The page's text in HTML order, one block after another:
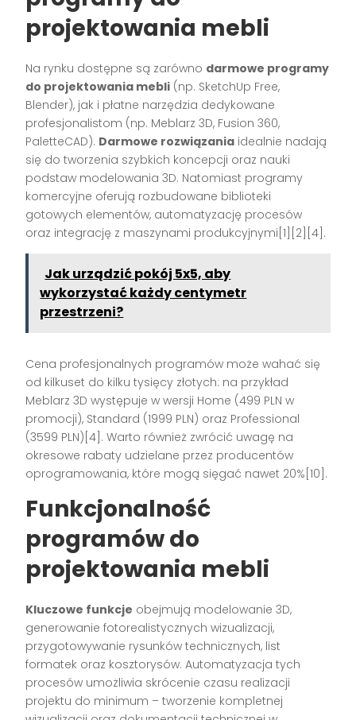
projektowania mebli
Na rynku dostępne są zarówno darmowe programy
do projektowania mebli (np. SketchUp Free,
Blender), jak i płatne narzędzia dedykowane
profesjonalistom (np. Meblarz 3D, Fusion 360,
PaletteCAD). Darmowe rozwiązania idealnie nadają
się do tworzenia szybkich koncepcji oraz nauki
podstaw modelowania 3D. Natomiast programy
komercyjne oferują rozbudowane biblioteki
gotowych elementów, automatyzację procesów
oraz integrację z maszynami produkcyjnymi[1][2][4].
Jak urządzić pokój 5x5, aby
wykorzystać każdy centymetr
przestrzeni?
Cena profesjonalnych programów może wahać się
od kilkuset do kilku tysięcy złotych: na przykład
Meblarz 3D występuje w wersji Home (499 PLN w
promocji), Standard (1999 PLN) oraz Professional
(3599 PLN)[4]. Warto również zwrócić uwagę na
okresowe rabaty udzielane przez producentów
oprogramowania, które mogą sięgać nawet 20%[10].
Funkcjonalność
programów do
projektowania mebli
Kluczowe funkcje obejmują modelowanie 3D,
generowanie fotorealistycznych wizualizacji,
przygotowywanie rysunków technicznych, list
formatek oraz kosztorysów. Automatyzacja tych
procesów umożliwia skrócenie czasu realizacji
projektu do minimum – tworzenie kompletnej